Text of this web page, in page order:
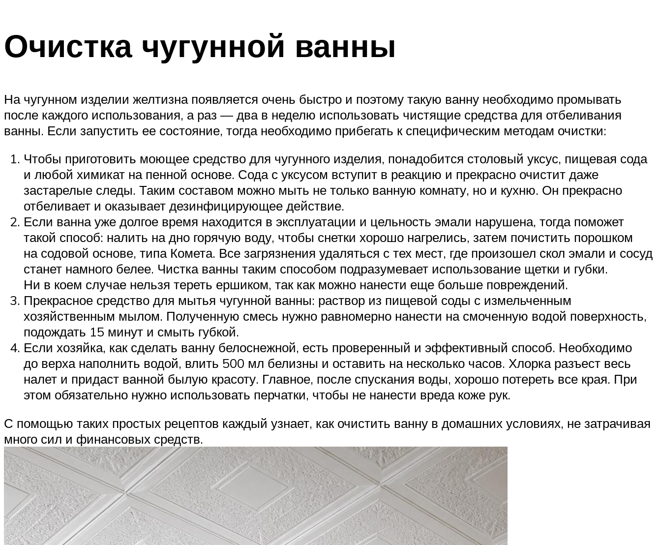
Очистка чугунной ванны
На чугунном изделии желтизна появляется очень быстро и поэтому такую ванну необходимо промывать
после каждого использования, а раз — два в неделю использовать чистящие средства для отбеливания
ванны. Если запустить ее состояние, тогда необходимо прибегать к специфическим методам очистки:
Чтобы приготовить моющее средство для чугунного изделия, понадобится столовый уксус, пищевая сода
и любой химикат на пенной основе. Сода с уксусом вступит в реакцию и прекрасно очистит даже
застарелые следы. Таким составом можно мыть не только ванную комнату, но и кухню. Он прекрасно
отбеливает и оказывает дезинфицирующее действие.
Если ванна уже долгое время находится в эксплуатации и цельность эмали нарушена, тогда поможет
такой способ: налить на дно горячую воду, чтобы снетки хорошо нагрелись, затем почистить порошком
на содовой основе, типа Комета. Все загрязнения удаляться с тех мест, где произошел скол эмали и сосуд
станет намного белее. Чистка ванны таким способом подразумевает использование щетки и губки.
Ни в коем случае нельзя тереть ершиком, так как можно нанести еще больше повреждений.
Прекрасное средство для мытья чугунной ванны: раствор из пищевой соды с измельченным
хозяйственным мылом. Полученную смесь нужно равномерно нанести на смоченную водой поверхность,
подождать 15 минут и смыть губкой.
Если хозяйка, как сделать ванну белоснежной, есть проверенный и эффективный способ. Необходимо
до верха наполнить водой, влить 500 мл белизны и оставить на несколько часов. Хлорка разъест весь
налет и придаст ванной былую красоту. Главное, после спускания воды, хорошо потереть все края. При
этом обязательно нужно использовать перчатки, чтобы не нанести вреда коже рук.
С помощью таких простых рецептов каждый узнает, как очистить ванну в домашних условиях, не затрачивая
много сил и финансовых средств.